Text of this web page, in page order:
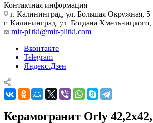
Контактная информация
г. Калининград, ул. Большая Окружная, 5
г. Калининград, ул. Богдана Хмельницкого,
mir-plitki@mir-plitki.com
Вконтакте
Telegram
Яндекс.Дзен
Керамогранит Orly